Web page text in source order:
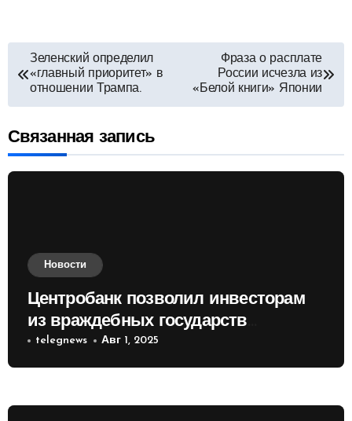
Навигация
по
записям
Зеленский определил
«главный приоритет» в
отношении Трампа.
Фраза о расплате
России исчезла из
«Белой книги» Японии
Связанная запись
Новости
Центробанк позволил инвесторам
из враждебных государств
приобретать валюту
telegnews Авг 1, 2025